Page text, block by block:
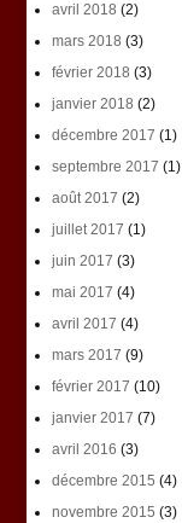
avril 2018 (2)
mars 2018 (3)
février 2018 (3)
janvier 2018 (2)
décembre 2017 (1)
septembre 2017 (1)
août 2017 (2)
juillet 2017 (1)
juin 2017 (3)
mai 2017 (4)
avril 2017 (4)
mars 2017 (9)
février 2017 (10)
janvier 2017 (7)
avril 2016 (3)
décembre 2015 (4)
novembre 2015 (3)